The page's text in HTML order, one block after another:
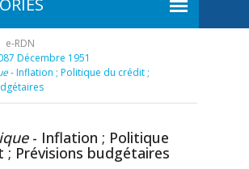
e-RDN
Décembre 1951
- Inflation ; Politique du crédit ;
- Inflation ; Politique
; Prévisions budgétaires